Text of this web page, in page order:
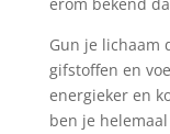
erom bekend
Gun je lichaam
gifstoffen en
energieker en
ben je